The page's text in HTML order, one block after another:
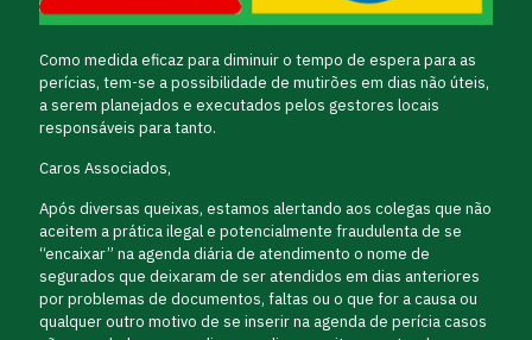
Como medida eficaz para diminuir o tempo de espera para as
perícias, tem-se a possibilidade de mutirões em dias não úteis,
a serem planejados e executados pelos gestores locais
responsáveis para tanto.
Caros Associados,
Após diversas queixas, estamos alertando aos colegas que não
aceitem a prática ilegal e potencialmente fraudulenta de se
“encaixar” na agenda diária de atendimento o nome de
segurados que deixaram de ser atendidos em dias anteriores
por problemas de documentos, faltas ou o que for a causa ou
qualquer outro motivo de se inserir na agenda de perícia casos